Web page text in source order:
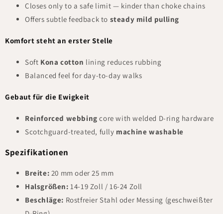
Closes only to a safe limit — kinder than choke chains
Offers subtle feedback to steady mild pulling
Komfort steht an erster Stelle
Soft Kona cotton lining reduces rubbing
Balanced feel for day-to-day walks
Gebaut für die Ewigkeit
Reinforced webbing core with welded D-ring hardware
Scotchguard-treated, fully machine washable
Spezifikationen
Breite: 20 mm oder 25 mm
Halsgrößen: 14-19 Zoll / 16-24 Zoll
Beschläge: Rostfreier Stahl oder Messing (geschweißter